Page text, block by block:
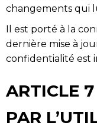
changements qui
Il est porté à la
dernière mise à
confidentialité est
ARTICLE
PAR